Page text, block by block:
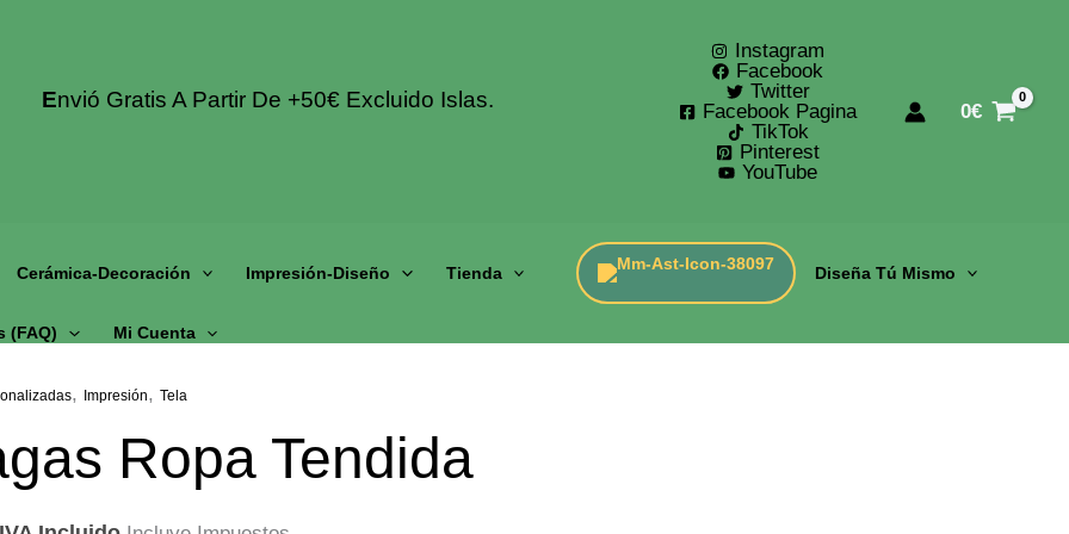
ENvió Gratis A Partir De +50€ Excluido Islas.
Instagram
Facebook
Twitter
Facebook Pagina
TikTok
Pinterest
YouTube
0€
Cerámica-Decoración Impresión-Diseño Tienda Diseña Tú Mismo
(fAQ) Mi Cuenta
, Impresión,Tela
Ropa Tendida